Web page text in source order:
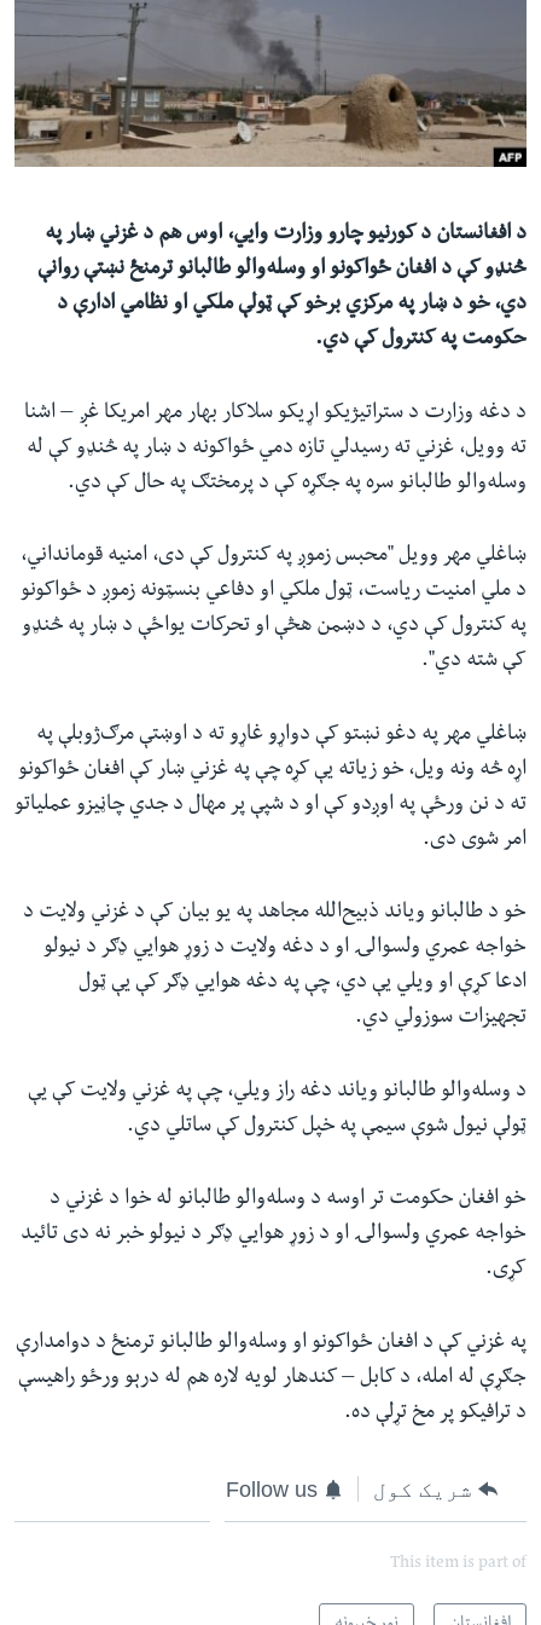
ځای
ته
لاړ
ژبې
د افغانستان د کورنیو چارو وزارت وايي، اوس هم د غزني ښار په
څنډو کې د افغان ځواکونو او وسله‌والو طالبانو ترمنځ نښتې روانې
دي، خو د ښار په مرکزي برخو کې ټولې ملکي او نظامي ادارې د
حکومت په کنترول کې دي.
د دغه وزارت د ستراتیژیکو اړیکو سلاکار بهار مهر امریکا غږ – اشنا
ته وویل، غزني ته رسیدلي تازه دمي ځواکونه د ښار په څنډو کې له
وسله‌والو طالبانو سره په جګړه کې د پرمختګ په حال کې دي.
ښاغلي مهر وویل "محبس زموږ په کنترول کې دی، امنیه قومانداني،
د ملي امنیت ریاست، ټول ملکي او دفاعي بنسټونه زموږ د ځواکونو
په کنترول کې دي، د دښمن هڅې او تحرکات یواځې د ښار په څنډو
کې شته دي".
ښاغلي مهر په دغو نښتو کې دواړو غاړو ته د اوښتې مرګ‌ژوبلې په
اړه څه ونه ویل، خو زیاته یې کړه چې په غزني ښار کې افغان ځواکونو
ته د نن ورځې په اوږدو کې او د شپې پر مهال د جدي چاڼیزو عملیاتو
امر شوی دی.
خو د طالبانو ویاند ذبیح‌الله مجاهد په یو بیان کې د غزني ولایت د
خواجه عمري ولسوالۍ او د دغه ولایت د زوړ هوايي ډګر د نیولو
ادعا کړې او ویلي یې دي، چې په دغه هوايي ډګر کې یې ټول
تجهیزات سوزولي دي.
د وسله‌والو طالبانو ویاند دغه راز ویلي، چې په غزني ولایت کې یې
ټولې نیول شوې سیمې په خپل کنترول کې ساتلي دي.
خو افغان حکومت تر اوسه د وسله‌والو طالبانو له خوا د غزني د
خواجه عمري ولسوالۍ او د زوړ هوايي ډګر د نیولو خبر نه دی تائید
کړی.
په غزني کې د افغان ځواکونو او وسله‌والو طالبانو ترمنځ د دوامدارې
جګړې له امله، د کابل – کندهار لویه لاره هم له درېو ورځو راهیسې
د ترافیکو پر مخ تړلې ده.
شریک کول Follow us
This item is part of